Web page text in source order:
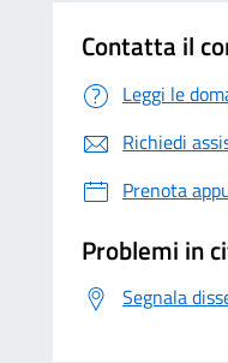
Contatta il
Leggi le
Richiedi
Prenota
Problemi in
Segnala